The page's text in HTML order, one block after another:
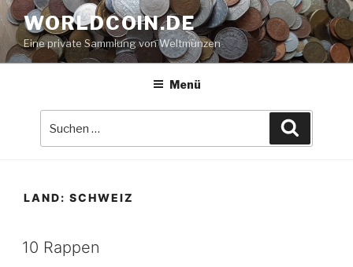
Zum
Inhalt
springen
WORLDCOIN.DE
Eine private Sammlung von Weltmünzen
Menü
LAND: SCHWEIZ
10 Rappen